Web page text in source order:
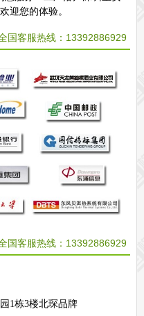
迎您的体验。
国客服热线： 13392886929
国客服热线： 13392886929
1栋3楼北琛品牌